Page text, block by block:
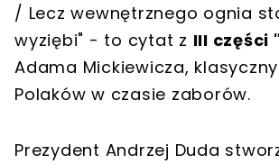
/ Lecz wewnętrznego ognia
wyziębi" - to cytat z III części
Adama Mickiewicza,
Polaków w czasie zaborów.
Prezydent Andrzej Duda